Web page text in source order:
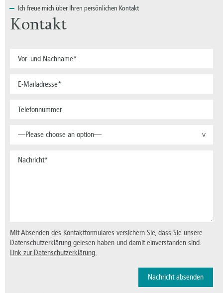
Ich freue mich über Ihren persönlichen Kontakt
Kontakt
—Please choose an option— >
Mit Absenden des Kontaktformulares versichern Sie, dass Sie unsere
Datenschutzerklärung gelesen haben und damit einverstanden sind.
Link zur Datenschutzerklärung.